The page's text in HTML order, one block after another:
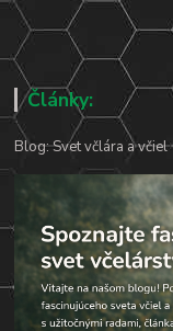
Články:
Blog: Svet včlára a včiel